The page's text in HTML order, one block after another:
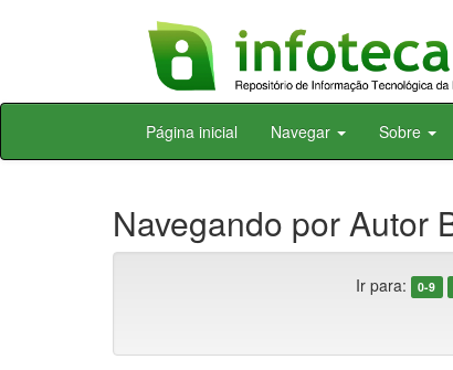
Skip
Página inicial Navegar Sobre
Navegando por Autor
Ir para: 0-9